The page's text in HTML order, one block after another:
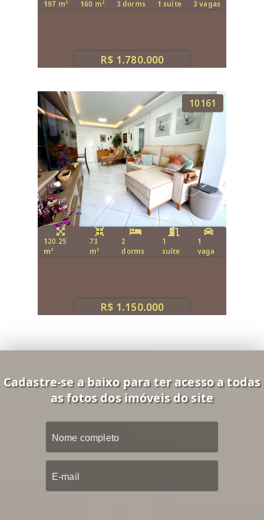
197 m² 160 m² 3 dorms 1 suíte 3 vagas
R$ 1.780.000
10161
120.25
m²
73
m²
2
dorms
1
suíte
1
vaga
R$ 1.150.000
Cadastre-se a baixo para ter acesso a todas
as fotos dos imóveis do site